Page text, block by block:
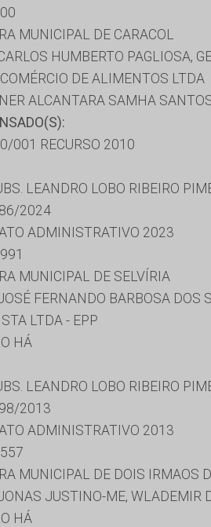
MUNICIPAL DE CARACOL
HUMBERTO PAGLIOSA,
DE ALIMENTOS LTDA
ALCANTARA SAMHA
001 RECURSO 2010
LEANDRO LOBO RIBEIRO
2024
ADMINISTRATIVO 2023
MUNICIPAL DE SELVÍRIA
FERNANDO BARBOSA DOS
LTDA - EPP
HÁ
LEANDRO LOBO RIBEIRO
2013
ADMINISTRATIVO 2013
MUNICIPAL DE DOIS IRMAOS
JUSTINO-ME, WLADEMIR
HÁ